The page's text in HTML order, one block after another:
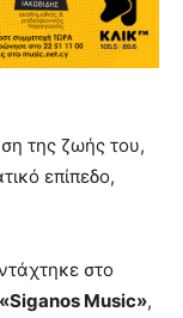
της ζωής του,
επίπεδο,
στο
«Siganos Music»,